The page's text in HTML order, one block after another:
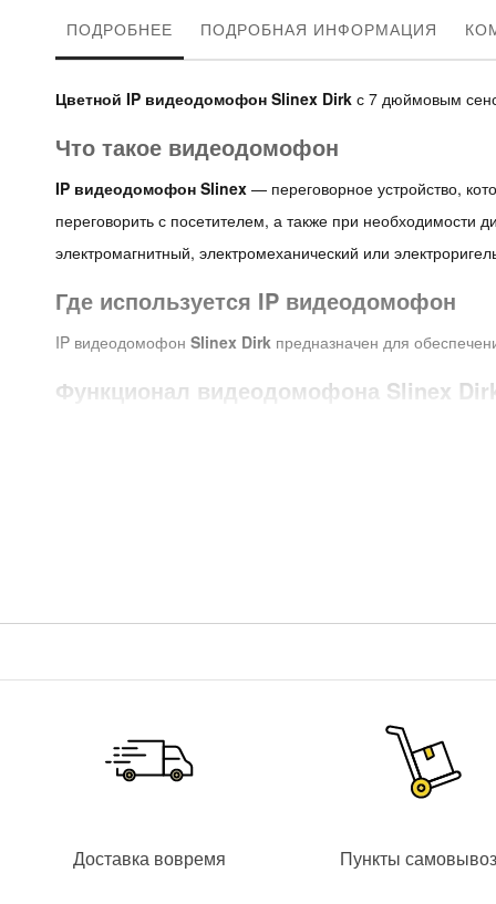
ПОДРОБНЕЕ ПОДРОБНАЯ ИНФОРМАЦИЯ
Цветной IP видеодомофон Slinex Dirk с 7 дюймовым
Что такое видеодомофон
IP видеодомофон Slinex — переговорное устройство,
переговорить с посетителем, а также при
электромагнитный, электромеханический или
Где используется IP видеодомофон
IP видеодомофон Slinex Dirk предназначен для
Функционал видеодомофона Slinex
до 2
10 полифонических мелодий;
Питание осуществляется от внешнего блока питания
Управление и настройки
выбрать мелодию звонка, просмотреть журнал событий
Доставка вовремя Пункты